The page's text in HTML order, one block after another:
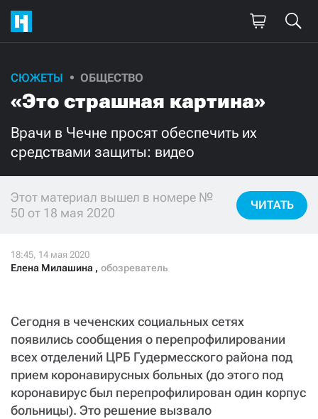
СЮЖЕТЫ ОБЩЕСТВО
«Это страшная картина»
Врачи в Чечне просят обеспечить их
средствами защиты: видео
Этот материал вышел в номере №
50 от 18 мая 2020
ЧИТАТЬ
Елена Милашина , обозреватель
Сегодня в чеченских социальных сетях
появились сообщения о перепрофилировании
всех отделений ЦРБ Гудермесского района под
прием коронавирусных больных (до этого под
коронавирус был перепрофилирован один корпус
больницы). Это решение вызвало
Поддержите
нашу работу!
Ежемесячно Разово
3000 1000
500
СТАТЬ СОУЧАСТНИКОМ
ПОДЕЛИТЬСЯ С ДРУЗЬЯМИ
Если у вас есть вопросы, пишите donate@novayagazeta.ruили
звоните:
+7 (929) 612-03-68